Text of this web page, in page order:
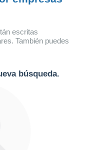
escritas
También puedes
búsqueda.